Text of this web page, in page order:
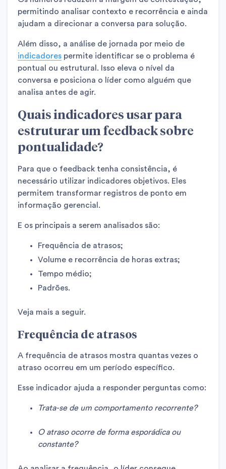
permitindo analisar contexto e recorrência e ainda
ajudam a direcionar a conversa para solução.
Além disso, a análise de jornada por meio de
indicadores permite identificar se o problema é
pontual ou estrutural. Isso eleva o nível da
conversa e posiciona o líder como alguém que
analisa antes de agir.
Quais indicadores usar para
estruturar um feedback sobre
pontualidade?
Para que o feedback tenha consistência, é
necessário utilizar indicadores objetivos. Eles
permitem transformar registros de ponto em
informação gerencial.
E os principais a serem analisados são:
Frequência de atrasos;
Volume e recorrência de horas extras;
Tempo médio;
Padrões.
Veja mais a seguir.
Frequência de atrasos
A frequência de atrasos mostra quantas vezes o
atraso ocorreu em um período específico.
Esse indicador ajuda a responder perguntas como:
Trata-se de um comportamento recorrente?
O atraso ocorre de forma esporádica ou
constante?